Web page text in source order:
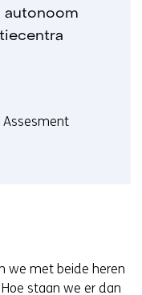
autonoom
Assesment
we met beide heren
staan we er dan